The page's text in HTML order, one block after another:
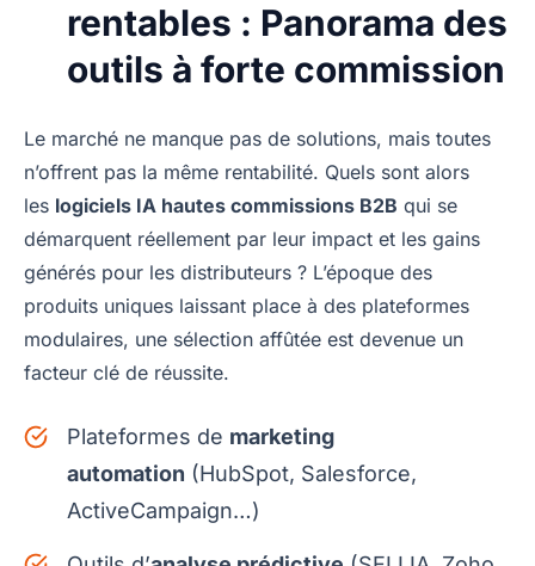
rentables : Panorama des
outils à forte commission
Le marché ne manque pas de solutions, mais toutes
n’offrent pas la même rentabilité. Quels sont alors
les logiciels IA hautes commissions B2B qui se
démarquent réellement par leur impact et les gains
générés pour les distributeurs ? L’époque des
produits uniques laissant place à des plateformes
modulaires, une sélection affûtée est devenue un
facteur clé de réussite.
Plateformes de marketing
automation (HubSpot, Salesforce,
ActiveCampaign…)